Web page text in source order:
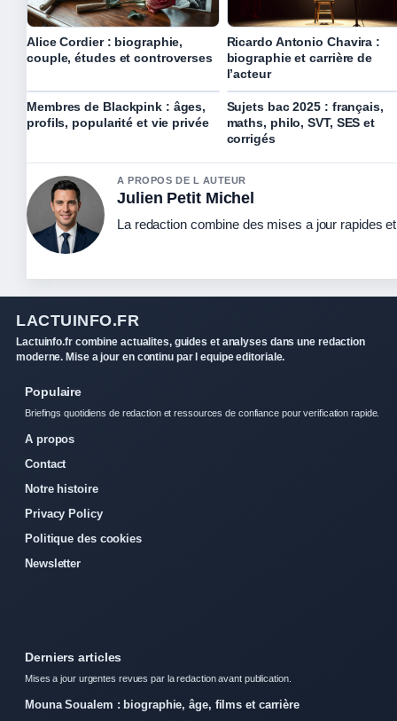
Alice Cordier : biographie,
couple, études et controverses
Ricardo Antonio Chavira :
biographie et carrière de
l’acteur
Membres de Blackpink : âges,
profils, popularité et vie privée
Sujets bac 2025 : français,
maths, philo, SVT, SES et
corrigés
A PROPOS DE L AUTEUR
Julien Petit Michel
La redaction combine des mises a jour rapides
LACTUINFO.FR
Lactuinfo.fr combine actualites, guides et analyses dans une redaction
moderne. Mise a jour en continu par l equipe editoriale.
Populaire
Briefings quotidiens de redaction et ressources de confiance pour verification rapide.
A propos
Contact
Notre histoire
Privacy Policy
Politique des cookies
Newsletter
Derniers articles
Mises a jour urgentes revues par la redaction avant publication.
Mouna Soualem : biographie, âge, films et carrière